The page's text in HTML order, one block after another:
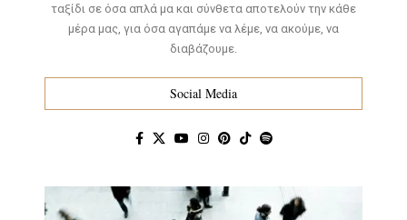
ταξίδι σε όσα απλά μα και σύνθετα αποτελούν την κάθε
μέρα μας, για όσα αγαπάμε να λέμε, να ακούμε, να
διαβάζουμε.
Social Media